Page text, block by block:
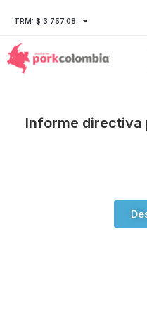
TRM: $ 3.757,08
Informe directiva